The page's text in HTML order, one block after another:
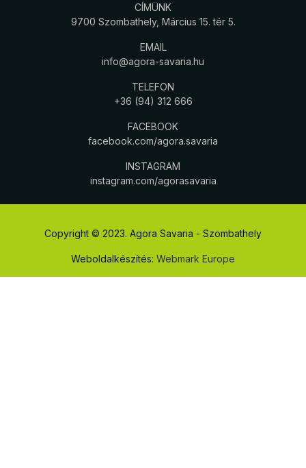
CÍMÜNK
9700 Szombathely, Március 15. tér 5.
EMAIL
info@agora-savaria.hu
TELEFON
+36 (94) 312 666
FACEBOOK
facebook.com/agora.savaria
INSTAGRAM
instagram.com/agorasavaria
Copyright © 2023. Agora Savaria - Szombathely
Weboldalkészítés: Webmark Europe